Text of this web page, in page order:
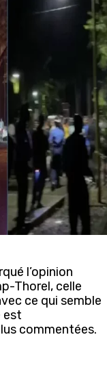
l’opinion
Thorel, celle
ce qui semble
est
commentées.